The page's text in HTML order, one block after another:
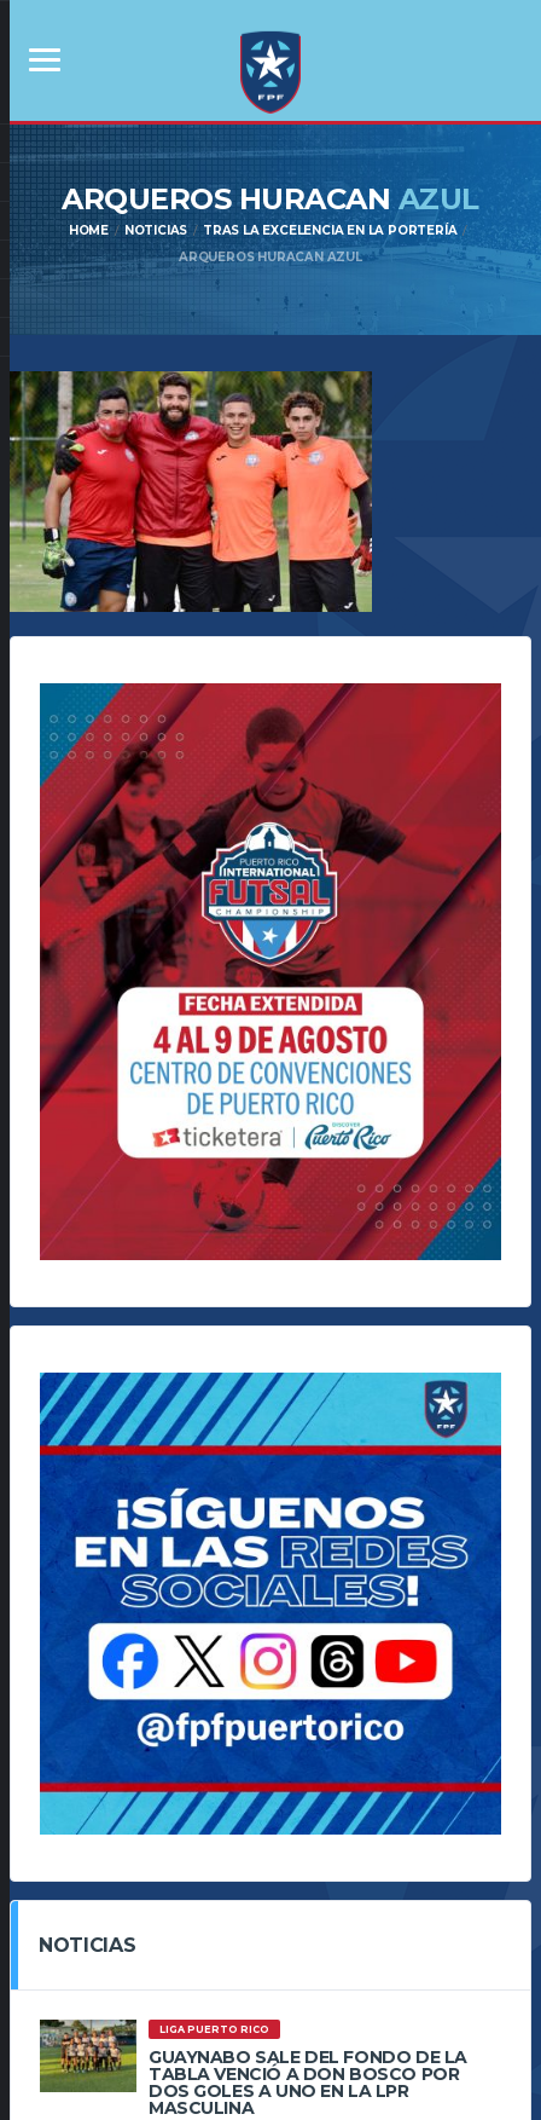
ARQUEROS HURACAN AZUL
HOME NOTICIAS
TRAS LA EXCELENCIA EN LA PORTERÍA
ARQUEROS HURACAN AZUL
NOTICIAS
LIGA PUERTO RICO
GUAYNABO SALE DEL FONDO DE LA
TABLA VENCIÓ A DON BOSCO POR
DOS GOLES A UNO EN LA LPR
MASCULINA